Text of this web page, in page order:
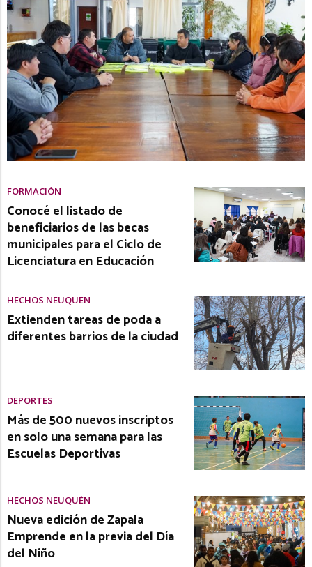
FORMACIÓN
Conocé el listado de
beneficiarios de las becas
municipales para el Ciclo de
Licenciatura en Educación
HECHOS NEUQUÉN
Extienden tareas de poda a
diferentes barrios de la ciudad
DEPORTES
Más de 500 nuevos inscriptos
en solo una semana para las
Escuelas Deportivas
HECHOS NEUQUÉN
Nueva edición de Zapala
Emprende en la previa del Día
del Niño